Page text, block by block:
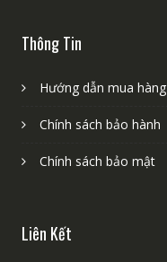
Thông Tin
Hướng dẫn mua hàng
Chính sách bảo hành
Chính sách bảo mật
Liên Kết